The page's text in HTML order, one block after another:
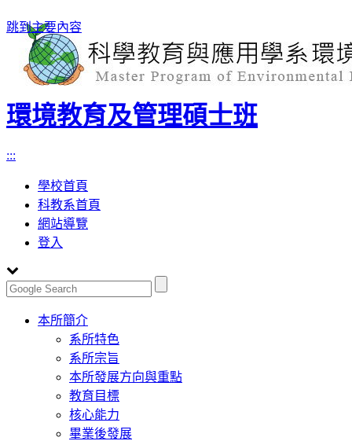
跳到主要內容
環境教育及管理碩士班
:::
學校首頁
科教系首頁
網站導覽
登入
Toggle
navigation
本所簡介
系所特色
系所宗旨
本所發展方向與重點
教育目標
核心能力
畢業後發展